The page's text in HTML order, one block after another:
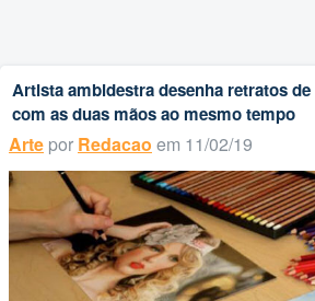
Artista ambidestra desenha retratos
com as duas mãos ao mesmo tempo
Arte por Redacao em 11/02/19